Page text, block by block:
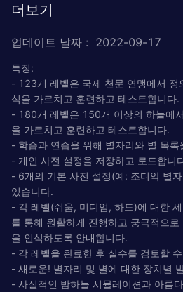
더보기
업데이트 날짜 : 2022-09-17
특징:
- 123개 레벨은 국제 천문 연맹에서 정
식을 가르치고 훈련하고 테스트합니다.
- 180개 레벨은 150개 이상의 하늘에
을 가르치고 훈련하고 테스트합니다.
- 학습과 연습을 위해 별자리와 별 목록
- 개인 사전 설정을 저장하고 로드합니
- 6개의 기본 사전 설정(예: 조디악 별
있습니다.
- 각 레벨(쉬움, 미디엄, 하드)에 대한
를 통해 원활하게 진행하고 궁극적으
을 인식하도록 안내합니다.
- 각 레벨을 완료한 후 실수를 검토할
- 새로운! 별자리 및 별에 대한 장치별
- 사실적인 밤하늘 시뮬레이션과 아름